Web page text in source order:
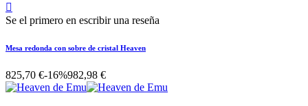

Se el primero en escribir una reseña
Mesa redonda con sobre de cristal Heaven
825,70 €-16%982,98 €